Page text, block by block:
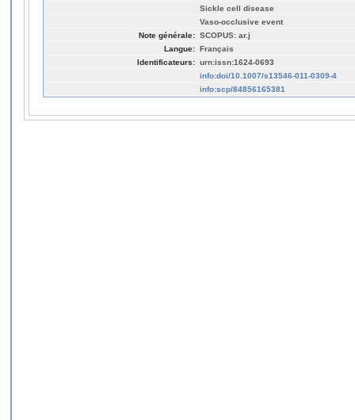
Sickle cell disease
Vaso-occlusive event
Note générale: SCOPUS: ar.j
Langue: Français
Identificateurs: urn:issn:1624-0693
info:doi/10.1007/s13546-011-0309-4
info:scp/84856165381